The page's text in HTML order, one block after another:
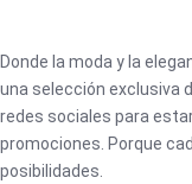
Donde la moda y la
una selección exclusiva
redes sociales para
promociones. Porque
posibilidades.